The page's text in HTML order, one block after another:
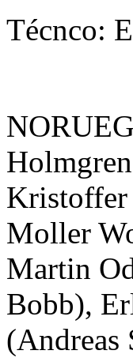
Técnco:
Kristoffer
Moller
Martin
Bobb),
(Andreas